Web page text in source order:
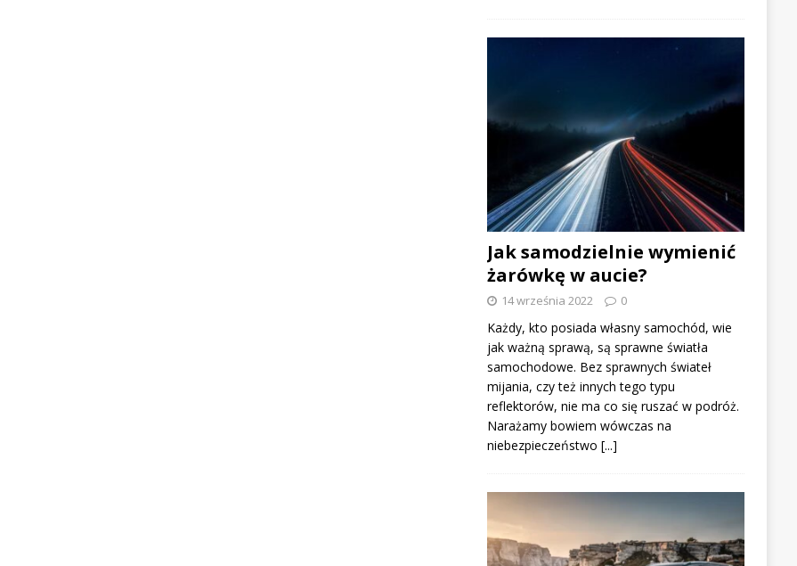
Jak samodzielnie wymienić
żarówkę w aucie?
14 września 2022 0
Każdy, kto posiada własny samochód, wie
jak ważną sprawą, są sprawne światła
samochodowe. Bez sprawnych świateł
mijania, czy też innych tego typu
reflektorów, nie ma co się ruszać w podróż.
Narażamy bowiem wówczas na
niebezpieczeństwo [...]